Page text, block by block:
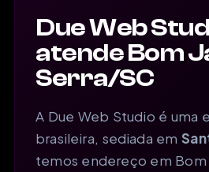
Due Web
atende Bom
Serra/SC
A Due Web Studio é uma
brasileira, sediada em
temos endereço em Bom